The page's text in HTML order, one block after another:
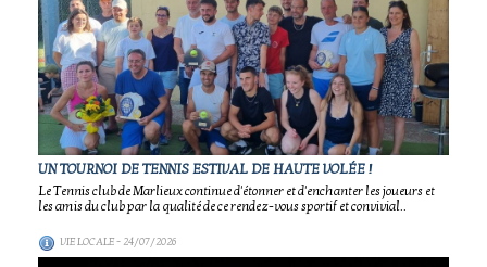
UN TOURNOI DE TENNIS ESTIVAL DE HAUTE VOLÉE !
Le Tennis club de Marlieux continue d'étonner et d'enchanter les joueurs et
les amis du club par la qualité de ce rendez-vous sportif et convivial..
VIE LOCALE- 24/07/2026